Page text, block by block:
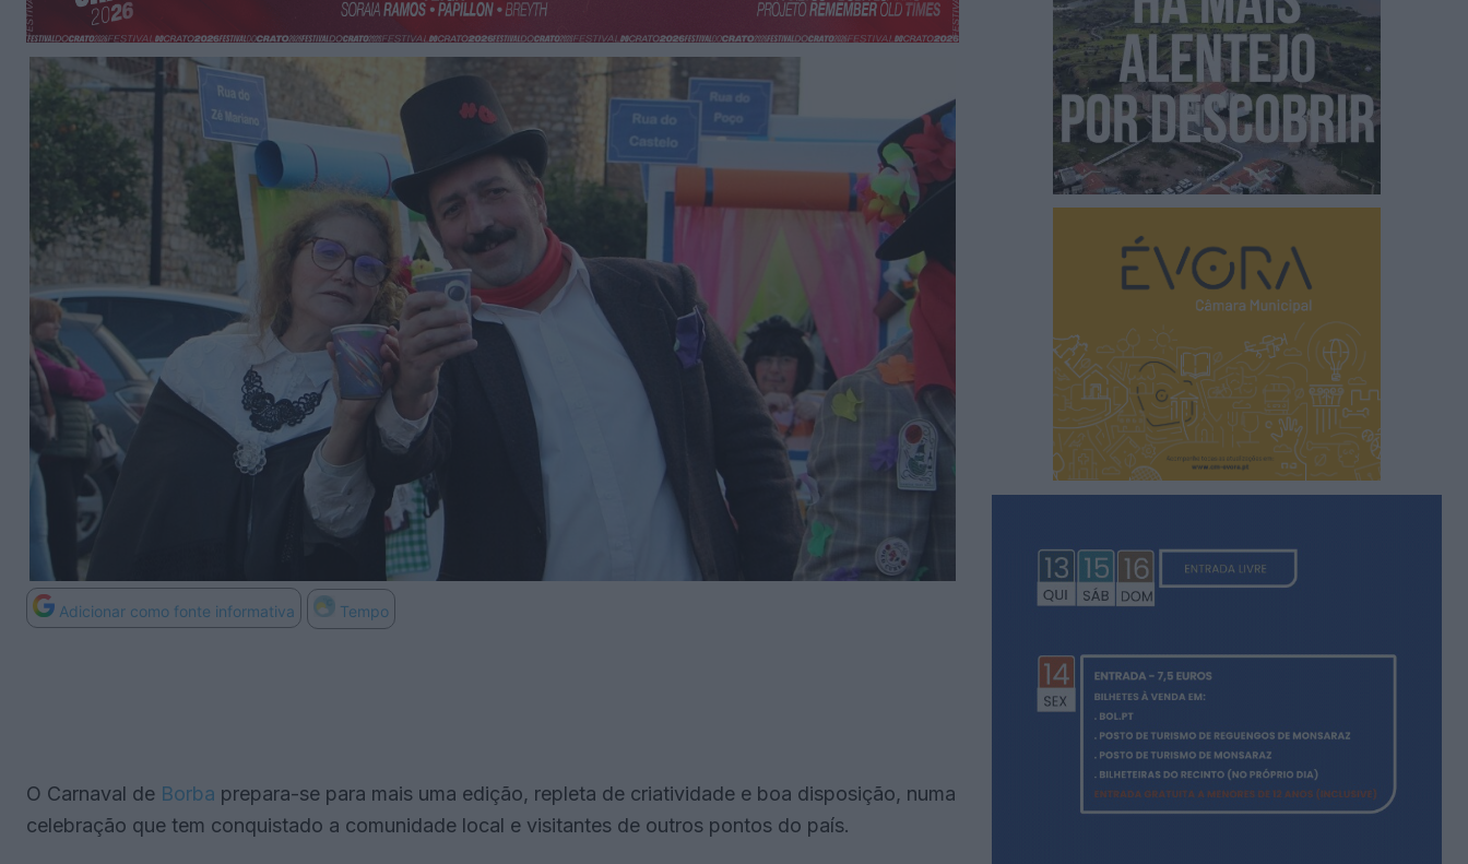
Adicionar como fonte informativa Tempo
O Carnaval de Borba prepara-se para mais uma edição, repleta de criatividade e boa disposição, numa
celebração que tem conquistado a comunidade local e visitantes de outros pontos do país.